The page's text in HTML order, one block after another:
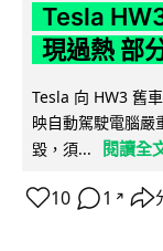
Tesla
現過熱 部
Tesla 向 HW3 舊
映自動駕駛電腦嚴
毀，須...
閱讀全
10 1 ↗